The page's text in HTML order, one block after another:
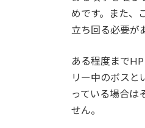
めです。また、
立ち回る必要が
ある程度まで
リー中のボスと
っている場合は
せん。